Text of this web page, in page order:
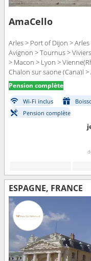
AmaCello
Arles > Port of Dijon >
Avignon > Tournus >
> Macon > Lyon >
Chalon sur saone (Cana)l
Pension complète
Wi-Fi inclus
Pension complète
ESPAGNE, FRANCE